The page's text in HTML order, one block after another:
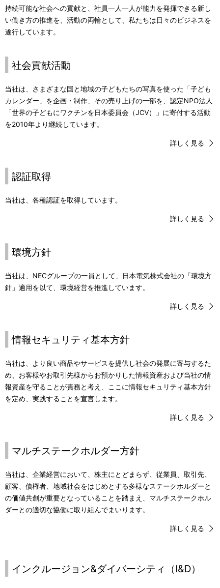
e
n
c
a
o
i
t
h
e
t
.
a
t
n
持続可能な社会への貢献と、社員一人一人が能力を発揮できる新し
い働き方の推進を、活動の両輪として、私たちは日々のビジネスを
遂行しています。
社会貢献活動
当社は、さまざまな国と地域の子どもたちの写真を使った「子ども
カレンダー」を企画・制作、その売り上げの一部を、認定NPO法人
「世界の子どもにワクチンを日本委員会（JCV）」に寄付する活動
を2010年より継続しています。
詳しく見る
認証取得
当社は、各種認証を取得しています。
詳しく見る
環境方針
当社は、NECグループの一員として、日本電気株式会社の「環境方
針」適用を以て、環境経営を推進しています。
詳しく見る
情報セキュリティ基本方針
当社は、より良い商品やサービスを提供し社会の発展に寄与するた
め、お客様やお取引先様からお預かりした情報資産および当社の情
報資産を守ることが責務と考え、ここに情報セキュリティ基本方針
を定め、実践することを宣言します。
詳しく見る
マルチステークホルダー方針
当社は、企業経営において、株主にとどまらず、従業員、取引先、
顧客、債権者、地域社会をはじめとする多様なステークホルダーと
の価値共創が重要となっていることを踏まえ、マルチステークホル
ダーとの適切な協働に取り組んでまいります。
詳しく見る
インクルージョン&ダイバーシティ（I&D）